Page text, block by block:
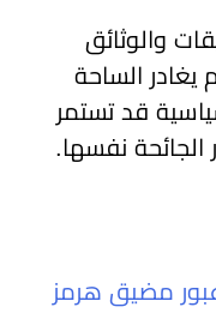
والوثائق
يغادر الساحة
قد تستمر
الجائحة نفسها.
مضيق هرمز